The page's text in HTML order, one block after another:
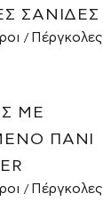
ΣΑΝΊΔΕΣ
Πέργκολες
ΜΕ
ΠΑΝΊ
Πέργκολες